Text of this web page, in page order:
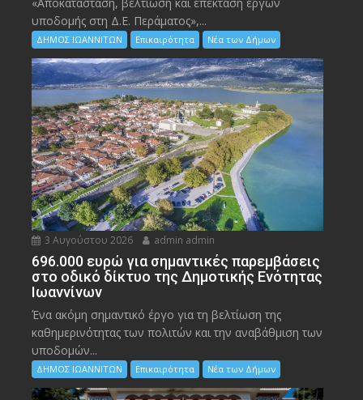
υποδομής στη Δ.Ε. Περάματος»,...
ΔΗΜΟΣ ΙΩΑΝΝΙΤΩΝ Επικαιρότητα Νέα των Δήμων
3 Αυγούστου 2026 admin admin
696.000 ευρώ για σημαντικές παρεμβάσεις
στο οδικό δίκτυο της Δημοτικής Ενότητας
Ιωαννίνων
Ένα ακόμη σημαντικό έργο για τη βελτίωση της
καθημερινότητας των πολιτών και την αναβάθμιση των
υποδομών...
ΔΗΜΟΣ ΙΩΑΝΝΙΤΩΝ Επικαιρότητα Νέα των Δήμων